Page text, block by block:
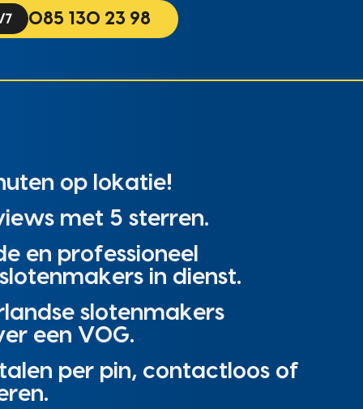
085 130 23 98
op lokatie!
met 5 sterren.
en professioneel
in dienst.
slotenmakers
een VOG.
per pin, contactloos of